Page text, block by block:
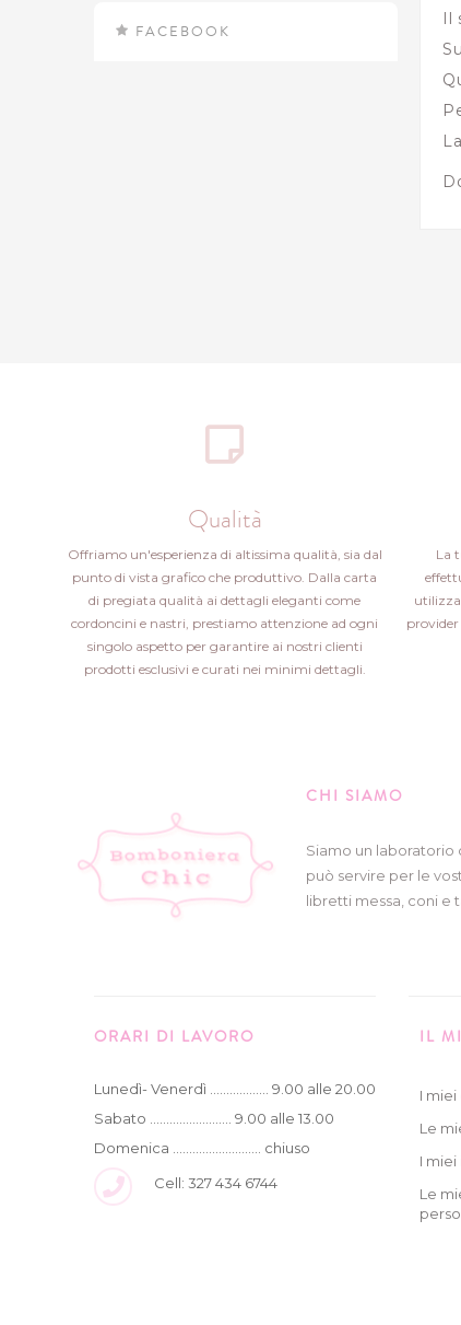
FACEBOOK
Qualità
Offriamo un'esperienza di altissima qualità, sia dal
punto di vista grafico che produttivo. Dalla carta
di pregiata qualità ai dettagli eleganti come
cordoncini e nastri, prestiamo attenzione ad ogni
singolo aspetto per garantire ai nostri clienti
prodotti esclusivi e curati nei minimi dettagli.
La
CHI SIAMO
Siamo un
può servire per le
libretti messa, coni e
ORARI DI LAVORO
Lunedì- Venerdì .................. 9.00 alle 20.00
Sabato ......................... 9.00 alle 13.00
Domenica ........................... chiuso
Cell: 327 434 6744
IL
I
Le
I miei
Le